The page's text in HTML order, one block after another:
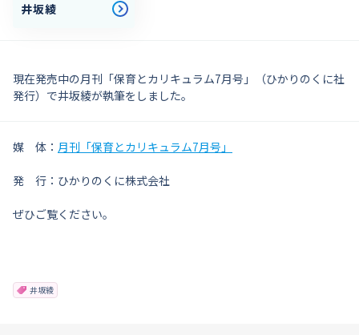
井坂綾
現在発売中の月刊「保育とカリキュラム7月号」（ひかりのくに社
発行）で井坂綾が執筆をしました。
媒 体： 月刊「保育とカリキュラム7月号」
発 行：ひかりのくに株式会社
ぜひご覧ください。
井坂綾